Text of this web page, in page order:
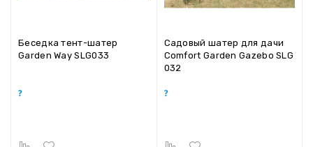
Беседка тент-шатер
Garden Way SLG033
Садовый шатер для дачи
Comfort Garden Gazebo SLG
032